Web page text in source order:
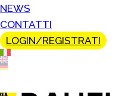
NEWS
CONTATTI
LOGIN/REGISTRATI